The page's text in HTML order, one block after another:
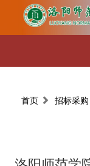
首页 招标采购